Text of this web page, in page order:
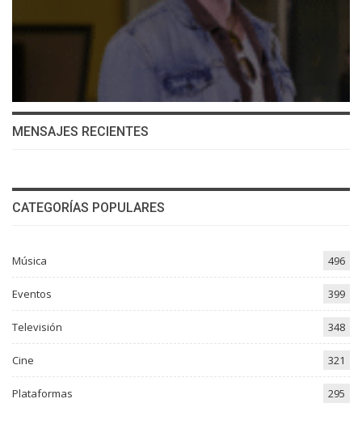
MENSAJES RECIENTES
CATEGORÍAS POPULARES
Música 496
Eventos 399
Televisión 348
Cine 321
Plataformas 295